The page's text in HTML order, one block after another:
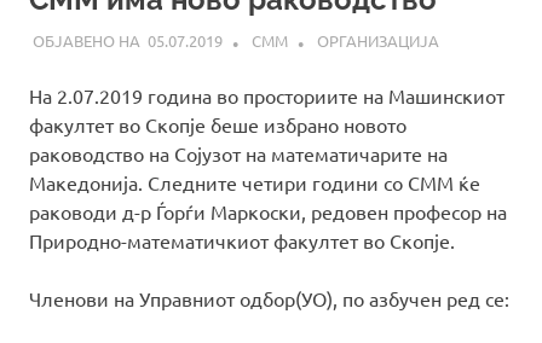
05.07.2019 СММ ОРГАНИЗАЦИЈА
На 2.07.2019 година во просториите на Машинскиот
факултет во Скопје беше избрано новото
раководство на Сојузот на математичарите на
Македонија. Следните четири години со СММ ќе
раководи д-р Ѓорѓи Маркоски, редовен професор на
Природно-математичкиот факултет во Скопје.
Членови на Управниот одбор(УО), по азбучен ред се: